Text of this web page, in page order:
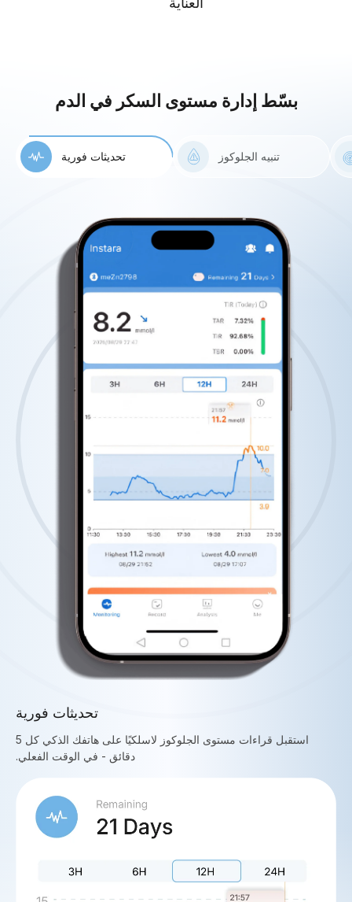
بسّط إدارة مستوى السكر في الدم
تحديثات فورية تنبيه الجلوكوز
تحديثات فورية
استقبل قراءات مستوى الجلوكوز لاسلكيًا على هاتفك الذكي كل 5
دقائق - في الوقت الفعلي.